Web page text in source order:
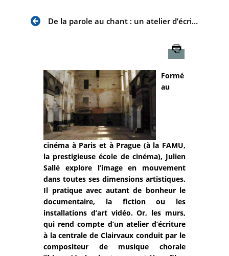
De la parole au chant : un atelier d’écriture à la centrale de Clairvaux
Formé
au
cinéma à Paris et à Prague (à la FAMU,
la prestigieuse école de cinéma), Julien
Sallé explore l’image en mouvement
dans toutes ses dimensions artistiques.
Il pratique avec autant de bonheur le
documentaire, la fiction ou les
installations d’art vidéo. Or, les murs,
qui rend compte d’un atelier d’écriture
à la centrale de Clairvaux conduit par le
compositeur de musique chorale